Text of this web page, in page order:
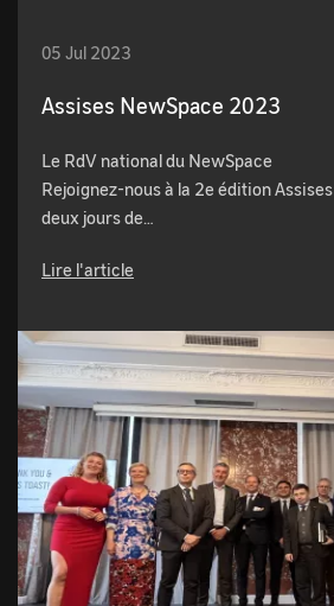
05 Jul 2023
Assises NewSpace 2023
Le RdV national du NewSpace
Rejoignez-nous à la 2e édition
deux jours de…
Lire l'article